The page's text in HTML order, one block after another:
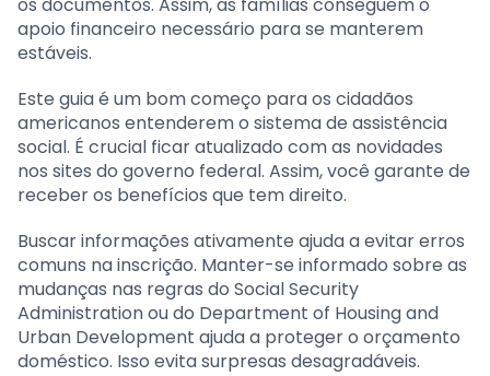
apoio financeiro necessário para se manterem
estáveis.
Este guia é um bom começo para os cidadãos
americanos entenderem o sistema de assistência
social. É crucial ficar atualizado com as novidades
nos sites do governo federal. Assim, você garante de
receber os benefícios que tem direito.
Buscar informações ativamente ajuda a evitar erros
comuns na inscrição. Manter-se informado sobre as
mudanças nas regras do Social Security
Administration ou do Department of Housing and
Urban Development ajuda a proteger o orçamento
doméstico. Isso evita surpresas desagradáveis.